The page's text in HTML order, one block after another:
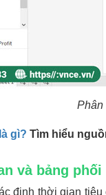
Phân
gì? Tìm hiểu
và bảng
định thời gian